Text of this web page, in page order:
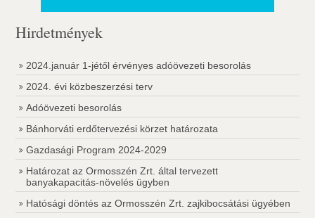
Hirdetmények
2024.január 1-jétől érvényes adóövezeti besorolás
2024. évi közbeszerzési terv
Adóövezeti besorolás
Bánhorváti erdőtervezési körzet határozata
Gazdasági Program 2024-2029
Határozat az Ormosszén Zrt. által tervezett
banyakapacitás-növelés ügyben
Hatósági döntés az Ormosszén Zrt. zajkibocsátási ügyében